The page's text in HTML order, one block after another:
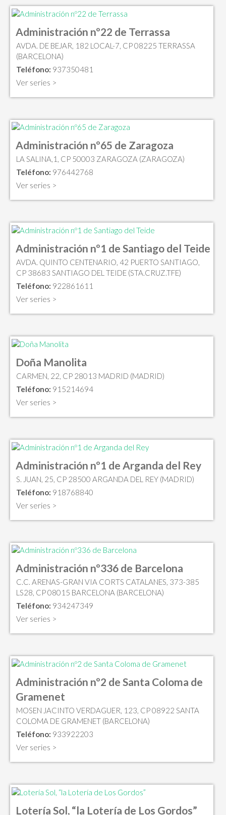
Administración nº22 de Terrassa
AVDA. DE BEJAR, 182 LOCAL-7, CP 08225 TERRASSA
(BARCELONA)
Teléfono: 937350481
Ver series >
Administración nº65 de Zaragoza
LA SALINA,1, CP 50003 ZARAGOZA (ZARAGOZA)
Teléfono: 976442768
Ver series >
Administración nº1 de Santiago del Teide
AVDA. QUINTO CENTENARIO, 42 PUERTO SANTIAGO,
CP 38683 SANTIAGO DEL TEIDE (STA.CRUZ.TFE)
Teléfono: 922861611
Ver series >
Doña Manolita
CARMEN, 22, CP 28013 MADRID (MADRID)
Teléfono: 915214694
Ver series >
Administración nº1 de Arganda del Rey
S. JUAN, 25, CP 28500 ARGANDA DEL REY (MADRID)
Teléfono: 918768840
Ver series >
Administración nº336 de Barcelona
C.C. ARENAS-GRAN VIA CORTS CATALANES, 373-385
LS28, CP 08015 BARCELONA (BARCELONA)
Teléfono: 934247349
Ver series >
Administración nº2 de Santa Coloma de
Gramenet
MOSEN JACINTO VERDAGUER, 123, CP 08922 SANTA
COLOMA DE GRAMENET (BARCELONA)
Teléfono: 933922203
Ver series >
Lotería Sol, “la Lotería de Los Gordos”